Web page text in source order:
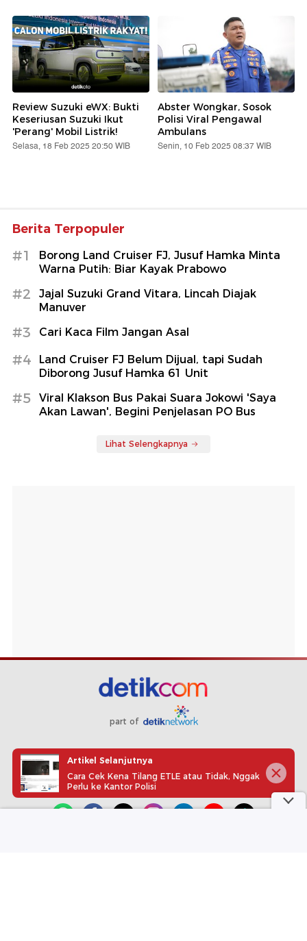
Review Suzuki eWX: Bukti
Keseriusan Suzuki Ikut
'Perang' Mobil Listrik!
Selasa, 18 Feb 2025 20:50 WIB
Abster Wongkar, Sosok
Polisi Viral Pengawal
Ambulans
Senin, 10 Feb 2025 08:37 WIB
Berita Terpopuler
#1
Borong Land Cruiser FJ, Jusuf Hamka Minta
Warna Putih: Biar Kayak Prabowo
#2
Jajal Suzuki Grand Vitara, Lincah Diajak
Manuver
#3 Cari Kaca Film Jangan Asal
#4
Land Cruiser FJ Belum Dijual, tapi Sudah
Diborong Jusuf Hamka 61 Unit
#5
Viral Klakson Bus Pakai Suara Jokowi 'Saya
Akan Lawan', Begini Penjelasan PO Bus
Lihat Selengkapnya
part of
Redaksi Pedoman Media Siber Karir
Kotak Pos
Info Iklan
Privacy Policy Disclaimer
Artikel Selanjutnya
Cara Cek Kena Tilang ETLE atau Tidak, Nggak
Perlu ke Kantor Polisi